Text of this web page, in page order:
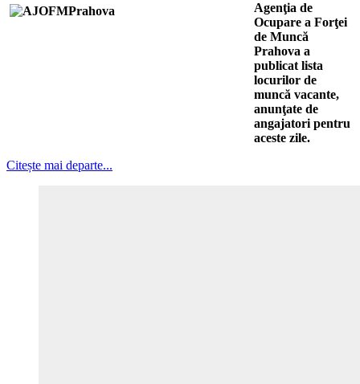
Agenţia de
Ocupare a Forţei
de Muncă
Prahova a
publicat lista
locurilor de
muncă vacante,
anunţate de
angajatori pentru
aceste zile.
Citește mai departe...